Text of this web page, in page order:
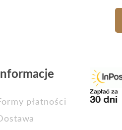
Informacje
płatności